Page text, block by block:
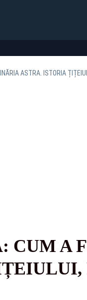
ASTRA. ISTORIA
A